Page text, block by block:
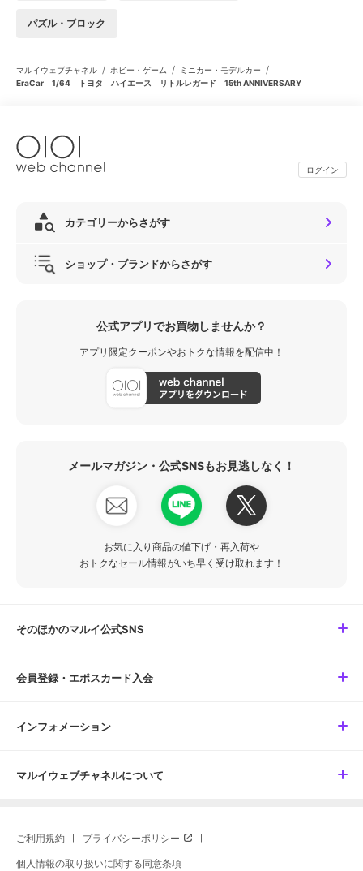
パズル・ブロック
マルイウェブチャネル / ホビー・ゲーム / ミニカー・モデルカー /
EraCar 1/64 トヨタ ハイエース リトルレガード 15th ANNIVERSARY
ログイン
カテゴリーからさがす
ショップ・ブランドからさがす
公式アプリでお買物しませんか？
アプリ限定クーポンやおトクな情報を配信中！
メールマガジン・公式SNSもお見逃しなく！
お気に入り商品の値下げ・再入荷や
おトクなセール情報がいち早く受け取れます！
そのほかのマルイ公式SNS
会員登録・エポスカード入会
インフォメーション
マルイウェブチャネルについて
ご利用規約 プライバシーポリシー
個人情報の取り扱いに関する同意条項